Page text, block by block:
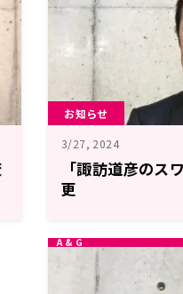
お知らせ
3/27, 2024
「諏訪道彦のス
更